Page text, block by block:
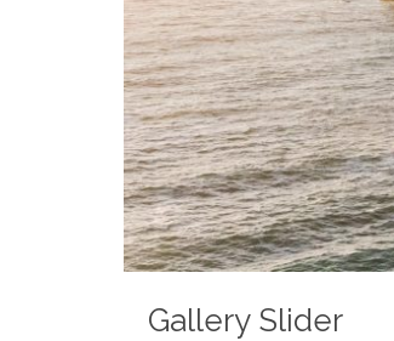
Gallery Slider